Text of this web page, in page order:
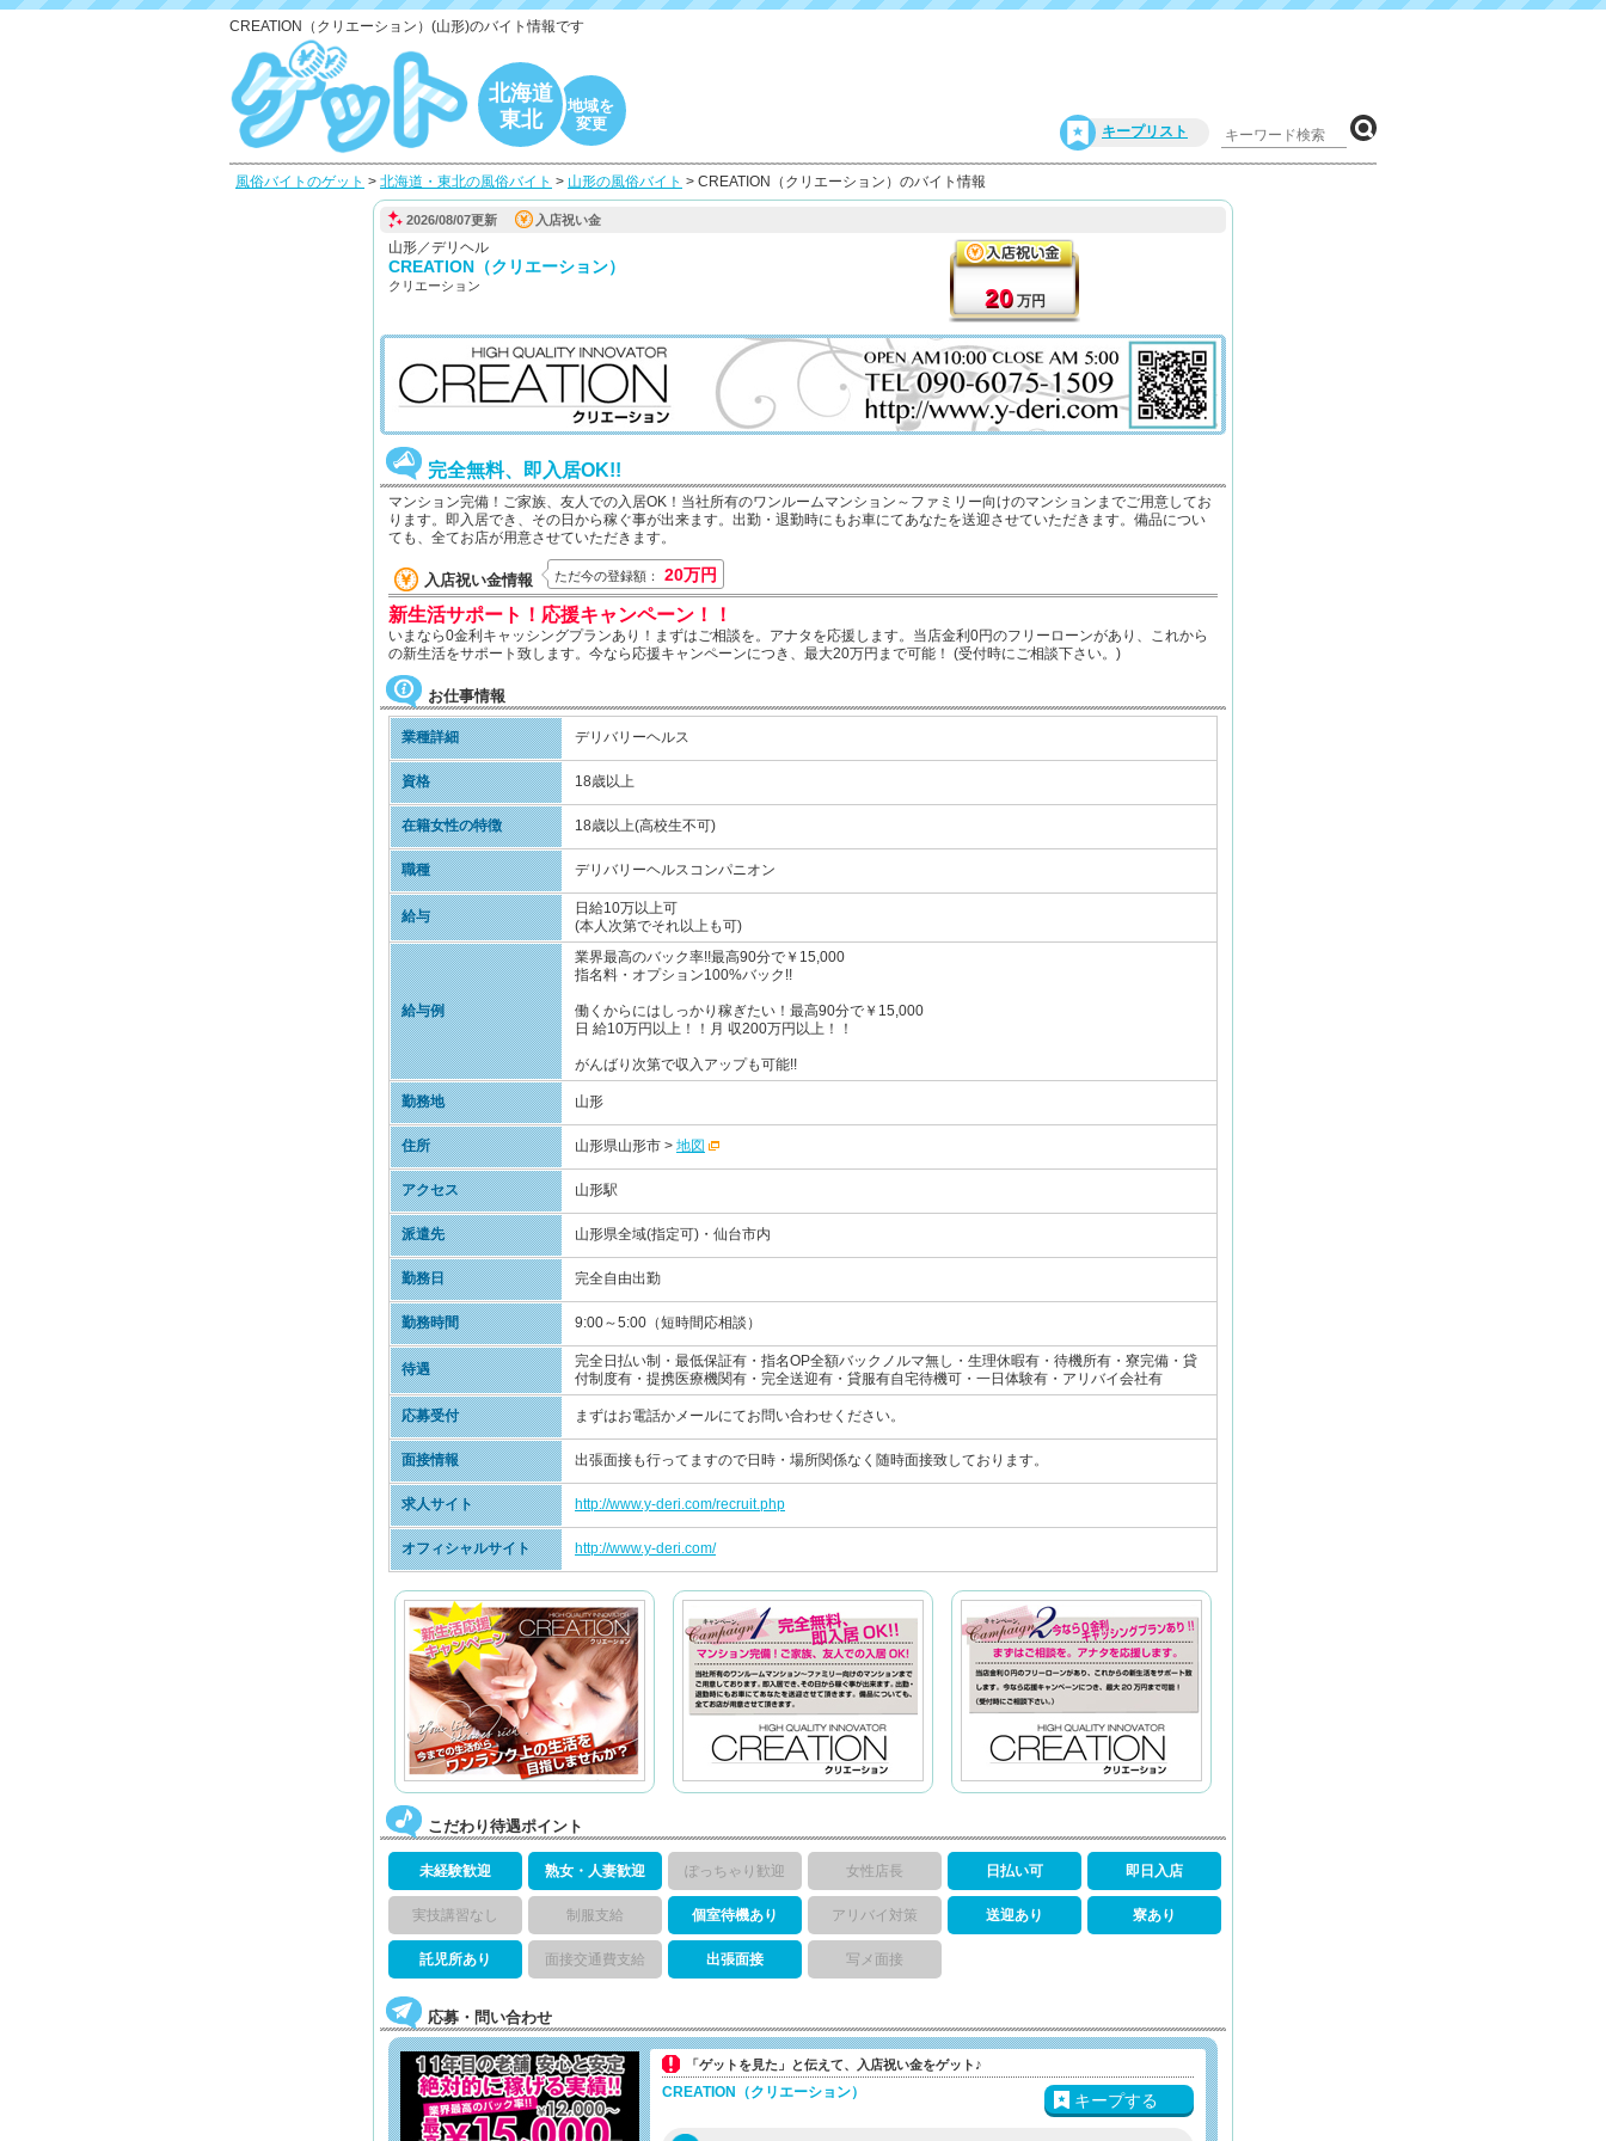
CREATION（クリエーション）(山形)のバイト情報です
北海道
東北
地域を
変更
キープリスト
風俗バイトのゲット > 北海道・東北の風俗バイト > 山形の風俗バイト > CREATION（クリエーション）のバイト情報
2026/08/07更新 入店祝い金
山形／デリヘル
CREATION（クリエーション）
クリエーション 20 万円
完全無料、即入居OK!!
マンション完備！ご家族、友人での入居OK！当社所有のワンルームマンション～ファミリー向けのマンションまでご用意してお
ります。即入居でき、その日から稼ぐ事が出来ます。出勤・退勤時にもお車にてあなたを送迎させていただきます。備品につい
ても、全てお店が用意させていただきます。
入店祝い金情報 ただ今の登録額： 20万円
新生活サポート！応援キャンペーン！！
いまなら0金利キャッシングプランあり！まずはご相談を。アナタを応援します。当店金利0円のフリーローンがあり、これから
の新生活をサポート致します。今なら応援キャンペーンにつき、最大20万円まで可能！ (受付時にご相談下さい。)
お仕事情報
業種詳細 デリバリーヘルス
資格 18歳以上
在籍女性の特徴 18歳以上(高校生不可)
職種 デリバリーヘルスコンパニオン
給与
日給10万以上可
(本人次第でそれ以上も可)
給与例
業界最高のバック率!!最高90分で￥15,000
指名料・オプション100%バック!!
働くからにはしっかり稼ぎたい！最高90分で￥15,000
日 給10万円以上！！月 収200万円以上！！
がんばり次第で収入アップも可能!!
勤務地 山形
住所 山形県山形市 > 地図
アクセス 山形駅
派遣先 山形県全域(指定可)・仙台市内
勤務日 完全自由出勤
勤務時間 9:00～5:00（短時間応相談）
待遇
完全日払い制・最低保証有・指名OP全額バックノルマ無し・生理休暇有・待機所有・寮完備・貸
付制度有・提携医療機関有・完全送迎有・貸服有自宅待機可・一日体験有・アリバイ会社有
応募受付 まずはお電話かメールにてお問い合わせください。
面接情報 出張面接も行ってますので日時・場所関係なく随時面接致しております。
求人サイト http://www.y-deri.com/recruit.php
オフィシャルサイト http://www.y-deri.com/
こだわり待遇ポイント
未経験歓迎 熟女・人妻歓迎 ぽっちゃり歓迎 女性店長 日払い可 即日入店
実技講習なし 制服支給 個室待機あり アリバイ対策 送迎あり 寮あり
託児所あり 面接交通費支給 出張面接 写メ面接
応募・問い合わせ
「ゲットを見た」と伝えて、入店祝い金をゲット♪
CREATION（クリエーション） キープする